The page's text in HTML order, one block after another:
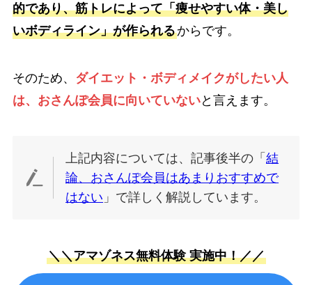
的であり、筋トレによって「痩せやすい体・美し
いボディライン」が作られるからです。
そのため、 ダイエット・ボディメイクがしたい人
は、おさんぽ会員に向いていないと言えます。
上記内容については、記事後半の「結
論、おさんぽ会員はあまりおすすめで
はない 」で詳しく解説しています。
＼＼アマゾネス無料体験 実施中！／／